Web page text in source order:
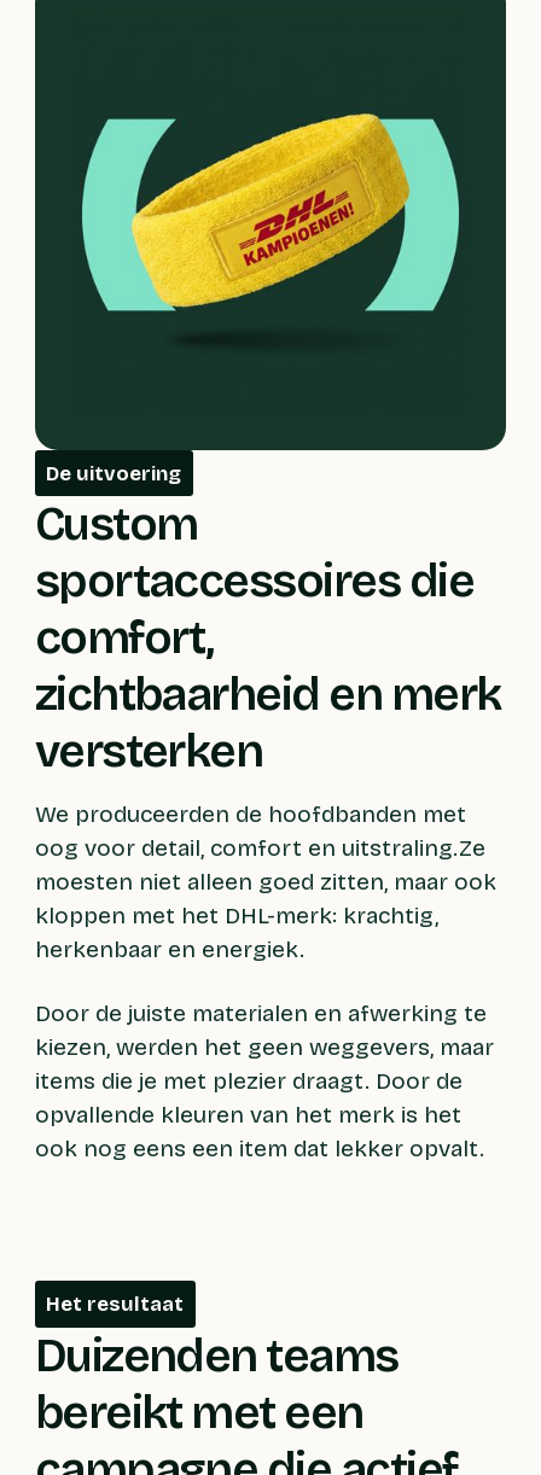
De uitvoering
Custom
sportaccessoires die
comfort,
zichtbaarheid en merk
versterken
We produceerden de hoofdbanden met
oog voor detail, comfort en uitstraling.Ze
moesten niet alleen goed zitten, maar ook
kloppen met het DHL-merk: krachtig,
herkenbaar en energiek.
Door de juiste materialen en afwerking te
kiezen, werden het geen weggevers, maar
items die je met plezier draagt. Door de
opvallende kleuren van het merk is het
ook nog eens een item dat lekker opvalt.
Het resultaat
Duizenden teams
bereikt met een